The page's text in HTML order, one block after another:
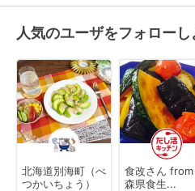
人気のユーザをフォローし
北海道別海町（べ
つかいちょう）
食改さん
森県食生...